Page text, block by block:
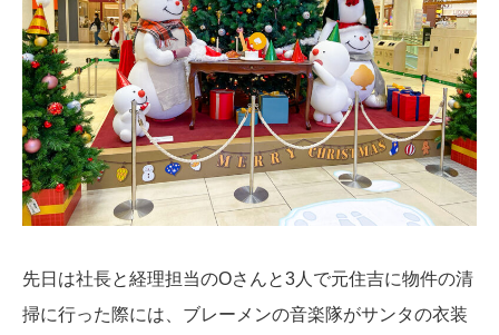
先日は社長と経理担当のOさんと3人で元住吉に物件の清
掃に行った際には、ブレーメンの音楽隊がサンタの衣装